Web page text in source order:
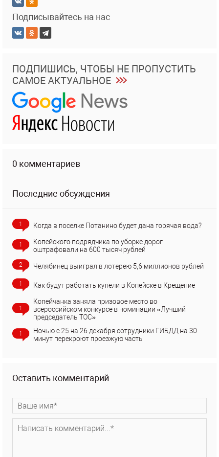
Подписывайтесь на нас
ПОДПИШИСЬ, ЧТОБЫ НЕ ПРОПУСТИТЬ
САМОЕ АКТУАЛЬНОЕ
0 комментариев
Последние обсуждения
1 Когда в поселке Потанино будет дана горячая вода?
1
Копейского подрядчика по уборке дорог
оштрафовали на 600 тысяч рублей
2 Челябинец выиграл в лотерею 5,6 миллионов рублей
1 Как будут работать купели в Копейске в Крещение
1
Копейчанка заняла призовое место во
всероссийском конкурсе в номинации «Лучший
председатель ТОС»
1
Ночью с 25 на 26 декабря сотрудники ГИБДД на 30
минут перекроют проезжую часть
Оставить комментарий